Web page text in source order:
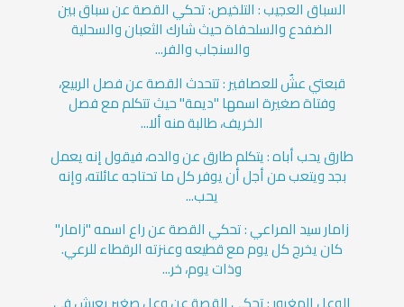
السباق العجيب : التلخيص: تحكي القصة عن سباق بين
الضفدع والسلحفاة حيث شارك الثعبان والسحلية
والسنجاب والفر...
قبعتي عشٌ للعصافير : تتحدث القصة عن فصل الربيع،
وفتاة صغيرة اسمها "ديمة" حيث تتكلم مع فصل
الخريف، طالبة منه ألا...
طارق يحب أباه : يتكلم طارق عن والده، فيقول إنه يعمل
بجد ويتعب من أجل أن يوفر كل ما تحتاجه عائلته، وإنه
يحب...
زامار سيد المراعي : تحكي القصة عن راع اسمه "زامار"
كان يخرج كل يوم مع قطيعه وعنزته الرقطاء للرعي.
وذات يوم، خر...